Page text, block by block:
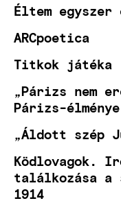
Éltem egyszer
ARCpoetica
Titkok játéka
„Párizs nem
Párizs-élménye
„Áldott szép
Ködlovagok.
találkozása a
1914